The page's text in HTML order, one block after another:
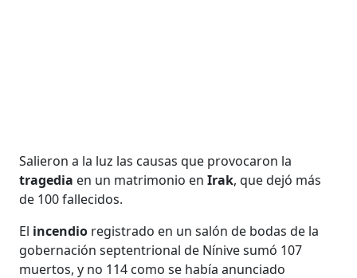
Salieron a la luz las causas que provocaron la
tragedia en un matrimonio enIrak, que dejó más
de 100 fallecidos.
El incendio registrado en un salón de bodas de la
gobernación septentrional de Nínive sumó 107
muertos, y no 114 como se había anunciado